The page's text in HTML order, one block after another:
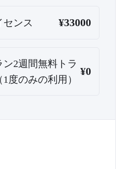
センス ¥33000
ン2週間無料トラ
度のみの利用）
¥0